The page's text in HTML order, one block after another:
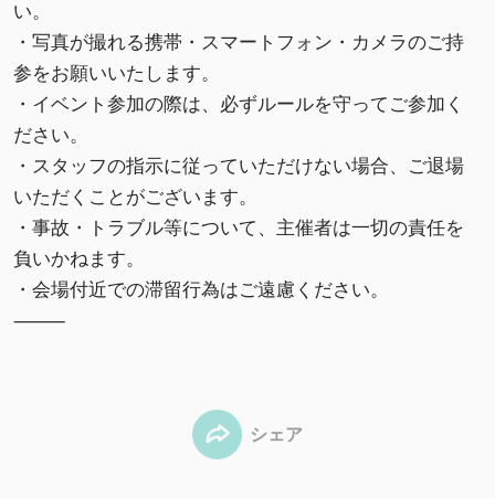
い。
・写真が撮れる携帯・スマートフォン・カメラのご持
参をお願いいたします。
・イベント参加の際は、必ずルールを守ってご参加く
ださい。
・スタッフの指示に従っていただけない場合、ご退場
いただくことがございます。
・事故・トラブル等について、主催者は一切の責任を
負いかねます。
・会場付近での滞留行為はご遠慮ください。
⸻
シェア